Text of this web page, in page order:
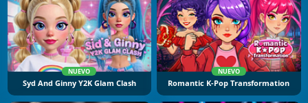
NUEVO
Syd And Ginny Y2K Glam Clash
NUEVO
Romantic K-Pop Transformation